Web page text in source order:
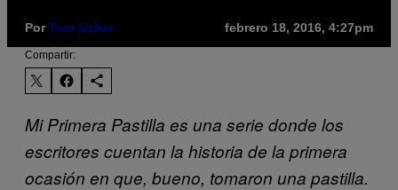
PorTom Usher febrero 18, 2016, 4:27pm
Compartir:
Mi Primera Pastilla es una serie donde los
escritores cuentan la historia de la primera
ocasión en que, bueno, tomaron una pastilla.